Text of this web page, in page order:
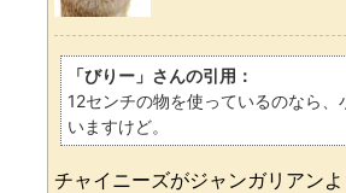
「びりー」さんの引用：
12センチの物を使っているのなら、
いますけど。
チャイニーズがジャンガリアンよ